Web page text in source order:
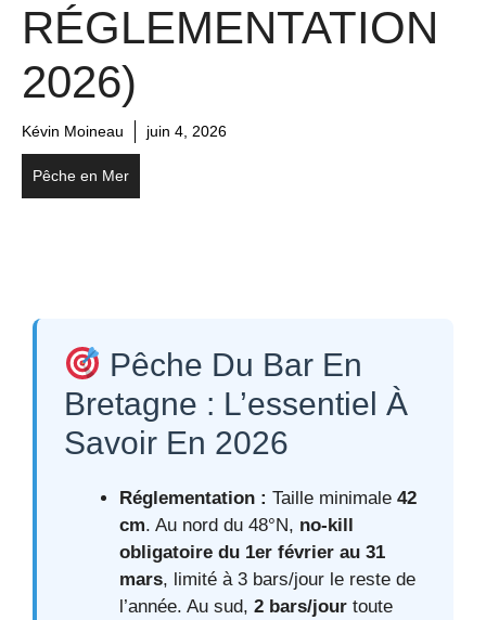
RÉGLEMENTATION
2026)
Kévin Moineau juin 4, 2026
Pêche en Mer
Pêche Du Bar En
Bretagne : L’essentiel À
Savoir En 2026
Réglementation : Taille minimale 42
cm. Au nord du 48°N, no-kill
obligatoire du 1er février au 31
mars, limité à 3 bars/jour le reste de
l’année. Au sud, 2 bars/jour toute